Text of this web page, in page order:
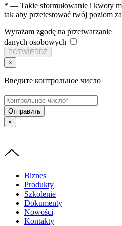
* — Takie sformułowanie i kwoty
tak aby przetestować twój poziom
Wyrażam zgodę na przetwarzanie
danych osobowych
×
Введите контрольное число
Отправить
×
Biznes
Produkty
Szkolenie
Dokumenty
Nowości
Kontakty